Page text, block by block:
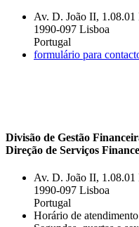
Av. D. João II,
1990-097 Lisboa
Portugal
formulário para
Divisão de Gestão
Direção de Serviços
Av. D. João II,
1990-097 Lisboa
Portugal
Horário de